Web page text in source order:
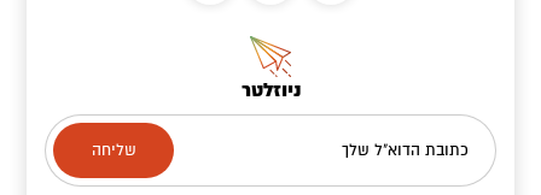
ניוזלטר
כתובת הדוא"ל שלך